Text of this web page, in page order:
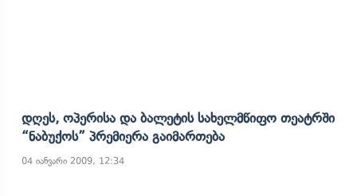
Დღეს, Ოპერისა Და Ბალეტის Სახელმწიფო Თეატრში
“ნაბუქოს” Პრემიერა Გაიმართება
04 იანვარი 2009, 12:34